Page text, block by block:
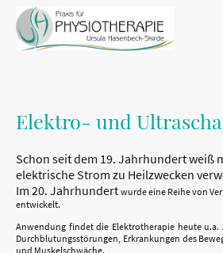
Elektro- und
Schon seit dem 19. Jahrhundert weiß
elektrische Strom zu Heilzwecken
Im 20. Jahrhundert wurde eine Reihe von
entwickelt.
Anwendung findet die Elektrotherapie heute u.a.
Durchblutungsstörungen, Erkrankungen des
und Muskelschwäche.